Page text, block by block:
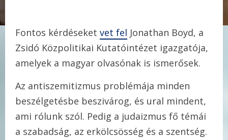
Fontos kérdéseket vet fel Jonathan Boyd, a
Zsidó Közpolitikai Kutatóintézet igazgatója,
amelyek a magyar olvasónak is ismerősek.
Az antiszemitizmus problémája minden
beszélgetésbe beszivárog, és ural mindent,
ami rólunk szól. Pedig a judaizmus fő témái
a szabadság, az erkölcsösség és a szentség.